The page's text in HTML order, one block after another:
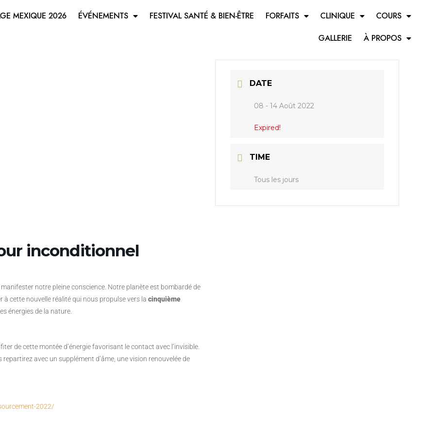
MEXIQUE 2026 ÉVÉNEMENTS FESTIVAL SANTÉ & BIEN-ÊTRE FORFAITS CLINIQUE COURS
GALLERIE À PROPOS
inconditionnel
notre pleine conscience. Notre planète est bombardé de
cette nouvelle réalité qui nous propulse vers la cinquième
énergies de la nature.
de cette montée d’énergie favorisant le contact avec l’invisible.
avec un supplément d’âme, une vision renouvelée de
2022/
DATE
08 - 14 Août 2022
Expired!
TIME
Tous les jours